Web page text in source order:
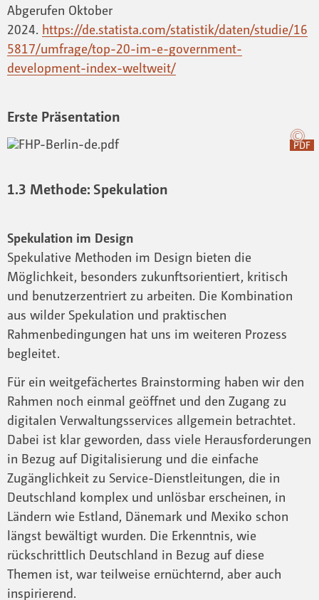
Abgerufen Oktober
2024. https://de.statista.com/statistik/daten/studie/16
5817/umfrage/top-20-im-e-government-
development-index-weltweit/
Erste Präsentation
PDF
1.3 Methode: Spekulation
Spekulation im Design
Spekulative Methoden im Design bieten die
Möglichkeit, besonders zukunftsorientiert, kritisch
und benutzerzentriert zu arbeiten. Die Kombination
aus wilder Spekulation und praktischen
Rahmenbedingungen hat uns im weiteren Prozess
begleitet.
Für ein weitgefächertes Brainstorming haben wir den
Rahmen noch einmal geöffnet und den Zugang zu
digitalen Verwaltungsservices allgemein betrachtet.
Dabei ist klar geworden, dass viele Herausforderungen
in Bezug auf Digitalisierung und die einfache
Zugänglichkeit zu Service-Dienstleitungen, die in
Deutschland komplex und unlösbar erscheinen, in
Ländern wie Estland, Dänemark und Mexiko schon
längst bewältigt wurden. Die Erkenntnis, wie
rückschrittlich Deutschland in Bezug auf diese
Themen ist, war teilweise ernüchternd, aber auch
inspirierend.